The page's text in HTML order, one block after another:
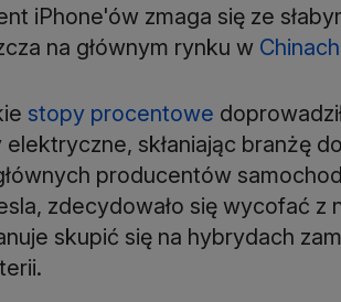
iPhone'ów zmaga się ze
na głównym rynku w Chinach
stopy procentowe
skłaniając branżę
producentów
zdecydowało się wycofać z
skupić się na hybrydach